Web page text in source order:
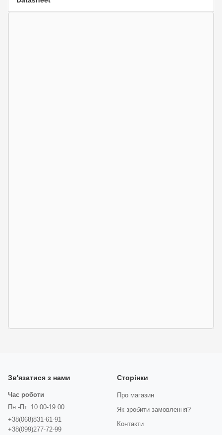
Зв'язатися з нами
Час роботи
Пн.-Пт. 10.00-19.00
+38(068)831-61-91
+38(099)277-72-99
Сторінки
Про магазин
Як зробити замовлення?
Контакти